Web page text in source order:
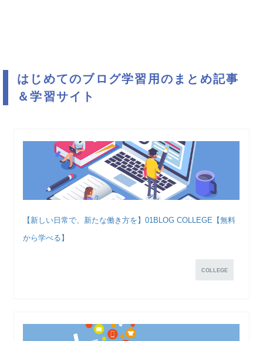
はじめてのブログ学習用のまとめ記事
＆学習サイト
【新しい日常で、新たな働き方を】01BLOG COLLEGE【無料
から学べる】
COLLEGE